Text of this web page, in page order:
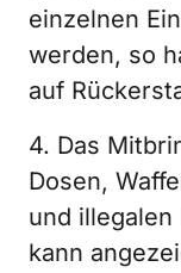
einzelnen
werden, so
auf
4. Das
Dosen,
und
kann